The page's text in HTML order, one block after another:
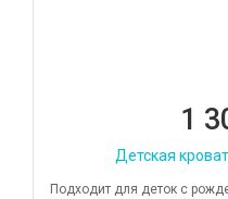
1
Детская
Подходит для деток с